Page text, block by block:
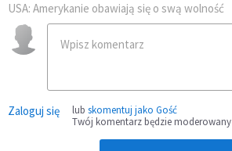
USA: Amerykanie obawiają się o swą wolność
Zaloguj się lub skomentuj jako Gość
Twój komentarz będzie moderowany